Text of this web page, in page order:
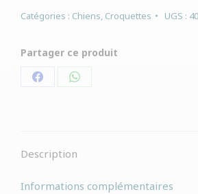
Catégories : Chiens, Croquettes UGS :
Partager ce produit
PartagerPartager
Description
Informations complémentaires